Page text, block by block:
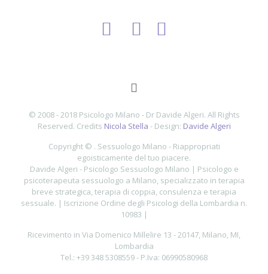
© 2008 - 2018 Psicologo Milano - Dr Davide Algeri. All Rights
Reserved. Credits Nicola Stella - Design: Davide Algeri
Copyright © . Sessuologo Milano - Riappropriati
egoisticamente del tuo piacere.
Davide Algeri - Psicologo Sessuologo Milano | Psicologo e
psicoterapeuta sessuologo a Milano, specializzato in terapia
breve strategica, terapia di coppia, consulenza e terapia
sessuale. | Iscrizione Ordine degli Psicologi della Lombardia n.
10983 |
Ricevimento in Via Domenico Millelire 13 -20147, Milano, MI,
Lombardia
Tel.: +39 348 5308559- P.Iva: 06990580968